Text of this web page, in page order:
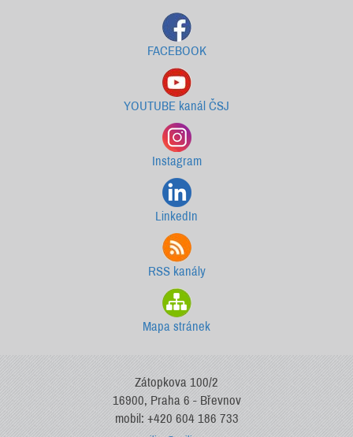
FACEBOOK
YOUTUBE kanál ČSJ
Instagram
LinkedIn
RSS kanály
Mapa stránek
Zátopkova 100/2
16900, Praha 6 - Břevnov
mobil: +420 604 186 733